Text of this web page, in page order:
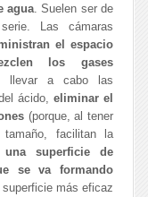
agua . Suelen ser de
Las cámaras
el espacio
los gases
llevar a cabo las
ácido,eliminar el
(porque, al tener
facilitan la
una superficie de
se va formando
más eficaz